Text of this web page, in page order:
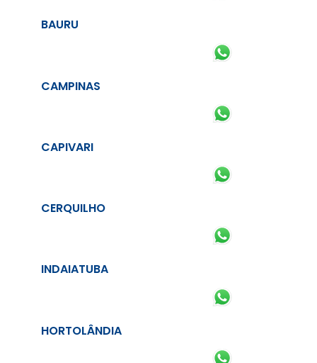
BAURU
CAMPINAS
CAPIVARI
CERQUILHO
INDAIATUBA
HORTOLÂNDIA